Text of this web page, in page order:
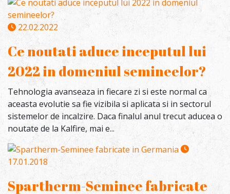
22.02.2022
Ce noutati aduce inceputul lui
2022 in domeniul semineelor?
Tehnologia avanseaza in fiecare zi si este normal ca
aceasta evolutie sa fie vizibila si aplicata si in sectorul
sistemelor de incalzire. Daca finalul anul trecut aducea o
noutate de la Kalfire, mai e...
17.01.2018
Spartherm-Seminee fabricate